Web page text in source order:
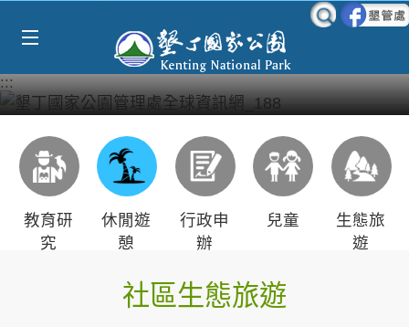
:::
教育研
究
休閒遊
憩
行政申
辦
兒童
生態旅
遊
社區生態旅遊